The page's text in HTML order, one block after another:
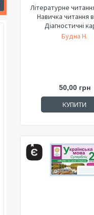
Літературне
Навичка читання
Діагностичні
Будна Н.
50,00 грн
КУПИТИ